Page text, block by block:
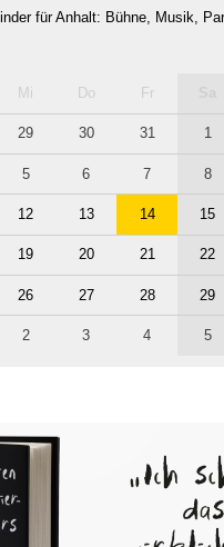
für Anhalt: Bühne, Musik,
Mi Do Fr
29 30 31 1
5 6 7 8
12 13 14 15
19 20 21 22
26 27 28 29
2 3 4 5